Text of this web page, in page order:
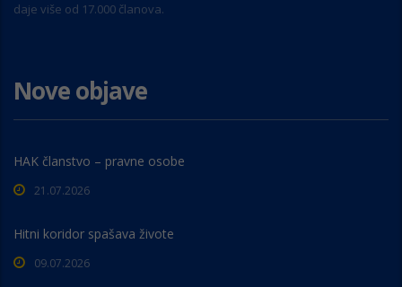
daje više od 17.000 članova.
Nove objave
HAK članstvo – pravne osobe
21.07.2026
Hitni koridor spašava živote
09.07.2026